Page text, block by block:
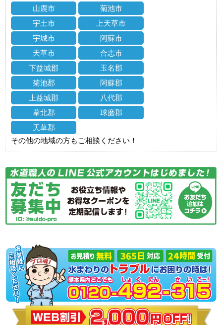
山鹿市
菊池市
宇土市
上天草市
宇城市
阿蘇市
天草市
合志市
下益城郡
玉名郡
菊池郡
阿蘇郡
上益城郡
八代郡
葦北郡
球磨郡
天草郡
その他の地域の方もご相談ください！